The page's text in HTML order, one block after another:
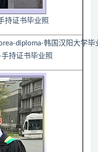
持证书毕业照
持证书毕业照